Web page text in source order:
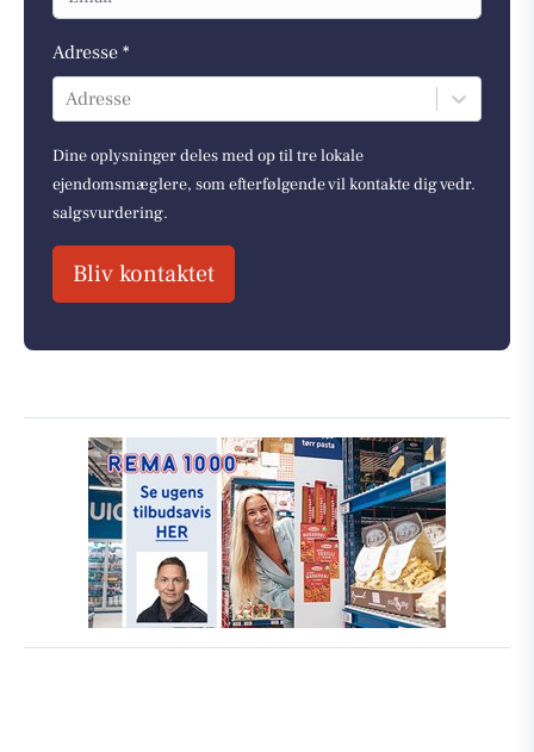
Adresse *
Adresse
Dine oplysninger deles med op til tre lokale
ejendomsmæglere, som efterfølgende vil kontakte dig vedr.
salgsvurdering.
Bliv kontaktet